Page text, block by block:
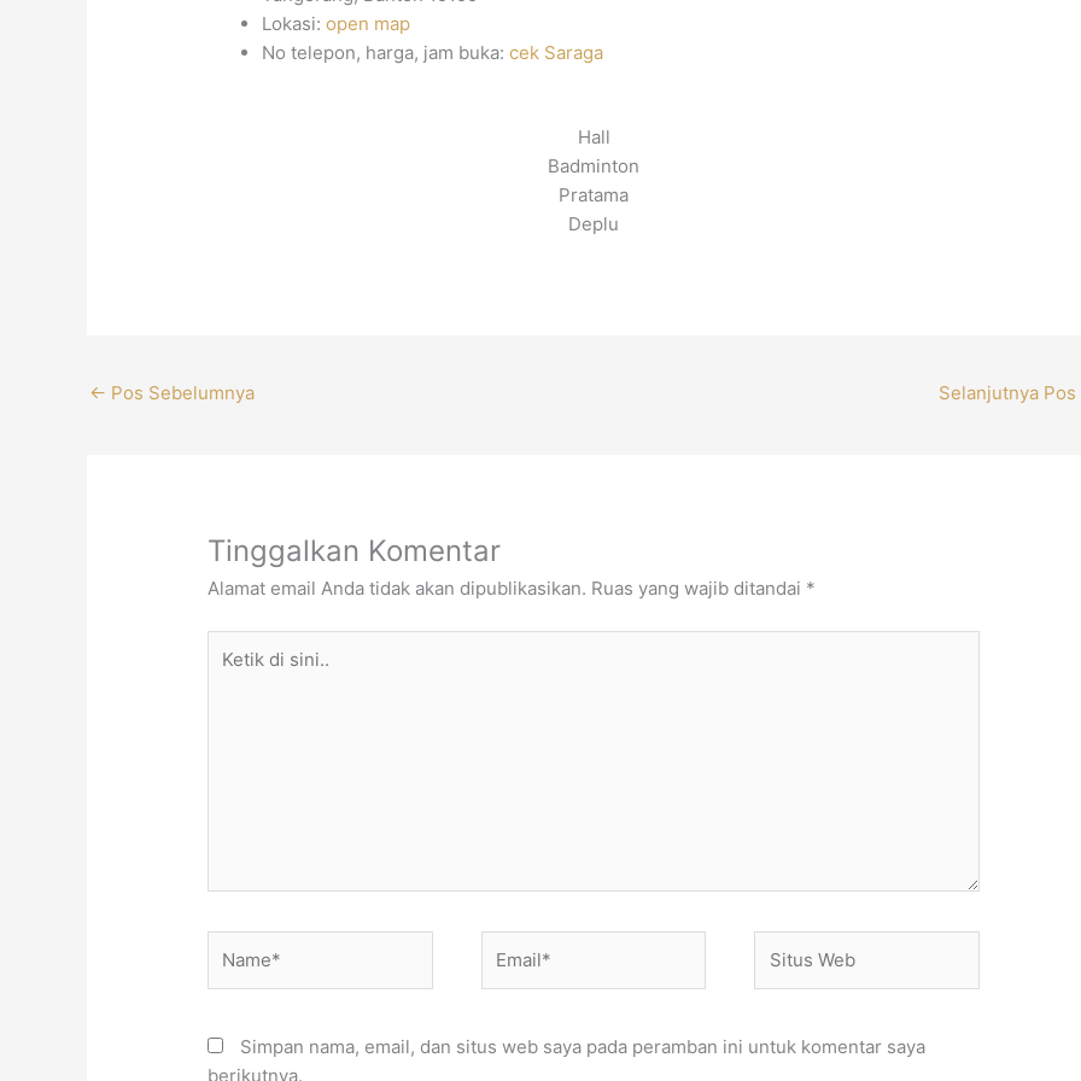
Lokasi:open map
No telepon, harga, jam buka:cek Saraga
Hall
Badminton
Pratama
Deplu
← Pos Sebelumnya Selanjutnya Pos
Tinggalkan Komentar
Alamat email Anda tidak akan dipublikasikan. Ruas yang wajib ditandai *
Web
Simpan nama, email, dan situs web saya pada peramban ini untuk komentar saya
berikutnya.